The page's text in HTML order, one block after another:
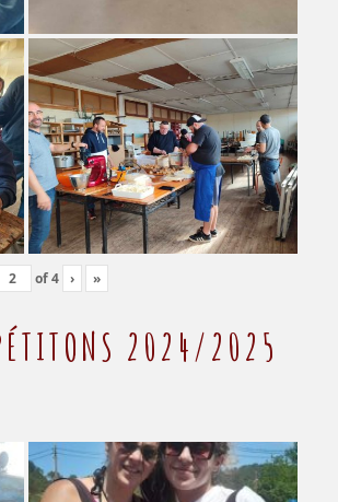
of4 › »
2024/2025